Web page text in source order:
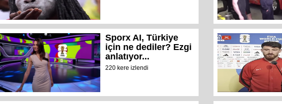
Sporx AI, Türkiye
için ne dediler? Ezgi
anlatıyor...
220 kere izlendi